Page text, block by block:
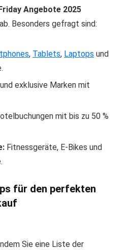
Angebote 2025
Besonders gefragt sind:
, Tablets, Laptops und
exklusive Marken mit
mit bis zu 50 %
Fitnessgeräte, E-Bikes und
für den perfekten
Sie eine Liste der